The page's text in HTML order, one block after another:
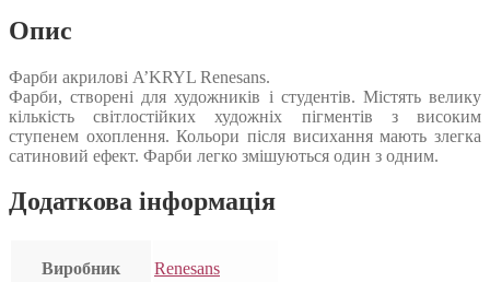
Опис
Фарби акрилові A’KRYL Renesans.
Фарби, створені для художників і студентів. Містять велику
кількість світлостійких художніх пігментів з високим
ступенем охоплення. Кольори після висихання мають злегка
сатиновий ефект. Фарби легко змішуються один з одним.
Додаткова інформація
Виробник Renesans